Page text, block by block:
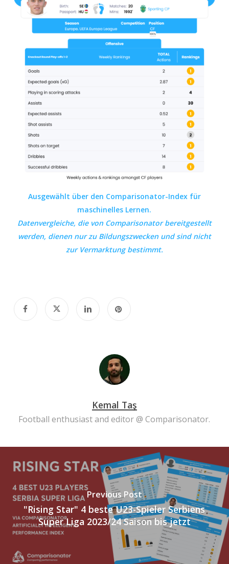
Ausgewählt über den Comparisonator-Index für
maschinelles Lernen.
Datenvergleiche, die von Comparisonatorbereitgestellt
werden, dienen nur zu Bildungszwecken und sind nicht
zur Vermarktung bestimmt.
Kemal Taş
Football enthusiast and editor @ Comparisonator.
Previous Post
"Rising Star" 4 beste U23-Spieler Serbiens
Super Liga 2023/24 Saison bis jetzt